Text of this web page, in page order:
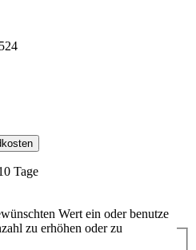
Tage
Wert ein oder benutze
zu erhöhen oder zu